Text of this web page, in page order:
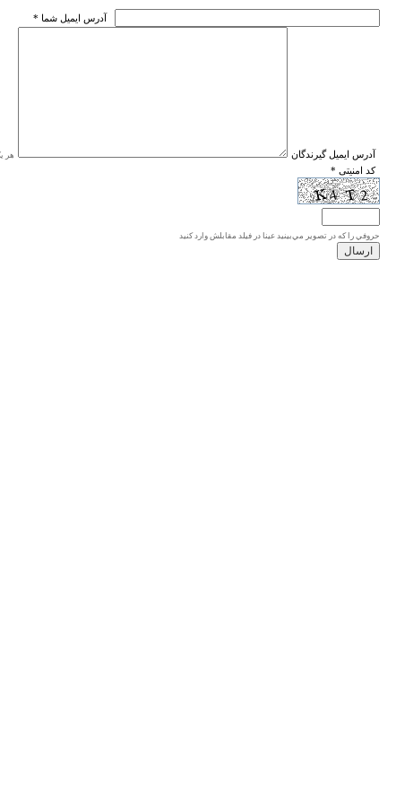
* آدرس ايميل شما
* آدرس ايميل گيرندگان هر
* کد امنیتی
حروفي را كه در تصوير مي‌بينيد عينا در فيلد مقابلش وارد كنيد